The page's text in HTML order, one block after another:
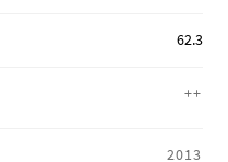
62.3
++
2013